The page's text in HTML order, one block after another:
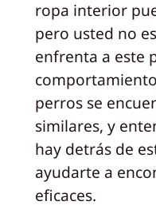
ropa interior
pero usted no
enfrenta a este
perros se
similares, y
hay detrás de
ayudarte a
eficaces.